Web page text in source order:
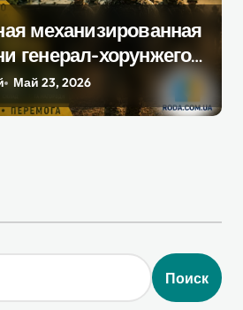
механизированная
генерал-хорунжего
ВСУ: полный
Май 23, 2026
Поиск